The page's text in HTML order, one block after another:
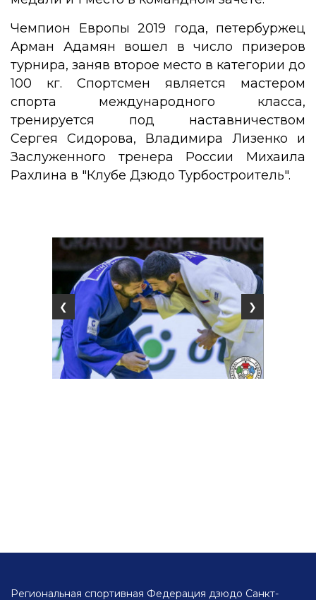
Чемпион Европы 2019 года, петербуржец
Арман Адамян вошел в число призеров
турнира, заняв второе место в категории до
100 кг. Спортсмен является мастером
спорта международного класса,
тренируется под наставничеством
Сергея Сидорова, Владимира Лизенко и
Заслуженного тренера России Михаила
Рахлина в "Клубе Дзюдо Турбостроитель".
❮ ❯
Региональная спортивная Федерация дзюдо Санкт-